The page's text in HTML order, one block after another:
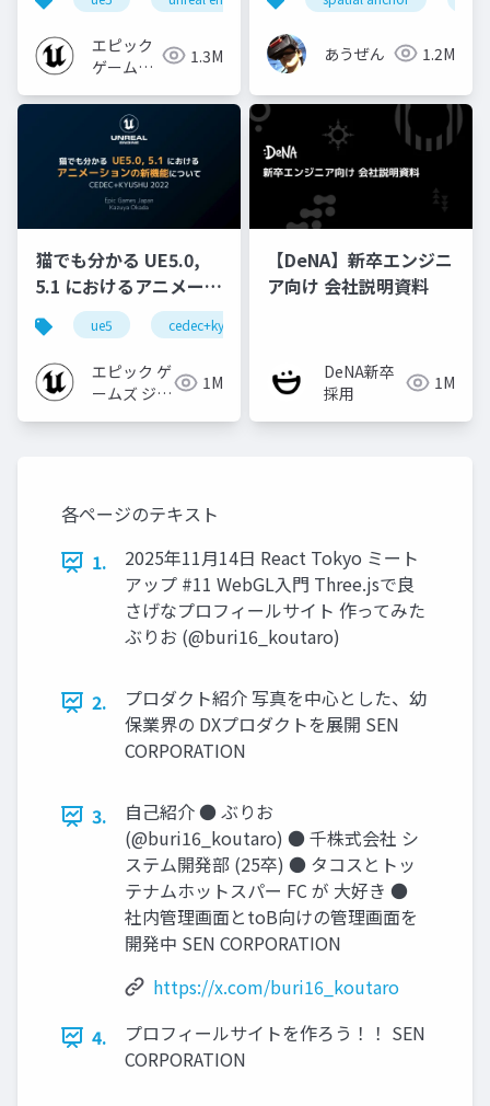
[CEDEC+KYUSHU
2024]
エピック
ゲームズ
1.3M あうぜん 1.2M
猫でも分かる UE5.0,
5.1 におけるアニメーシ
ョンの新機能について
【CEDEC+KYUSHU
2022】
ue5 cedec+kyushu
エピック ゲ
ームズ ジャ
1M
【DeNA】新卒エンジニ
ア向け 会社説明資料
DeNA新卒
採用
1M
各ページのテキスト
1.
2025年11月14日 React Tokyo ミート
アップ #11 WebGL入門 Three.jsで良
さげなプロフィールサイト 作ってみた
ぶりお (@buri16_koutaro)
2.
プロダクト紹介 写真を中心とした、幼
保業界の DXプロダクトを展開 SEN
CORPORATION
3.
自己紹介 ● ぶりお
(@buri16_koutaro) ● 千株式会社 シ
ステム開発部 (25卒) ● タコスとトッ
テナムホットスパー FC が 大好き ●
社内管理画面とtoB向けの管理画面を
開発中 SEN CORPORATION
https://x.com/buri16_koutaro
4.
プロフィールサイトを作ろう！！ SEN
CORPORATION